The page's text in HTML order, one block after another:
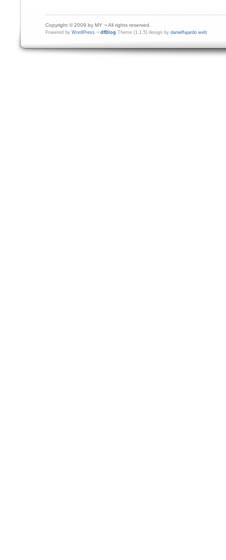
Copyright © 2009 by MY ¬ All rights reserved.
Powered by WordPress ¬ dfBlog Theme (1.1.5) design by danielfajardo web